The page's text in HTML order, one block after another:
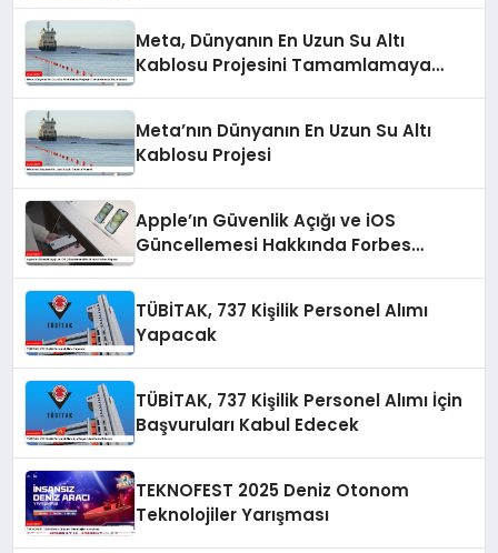
Meta, Dünyanın En Uzun Su Altı
Kablosu Projesini Tamamlamaya
Meta’nın Dünyanın En Uzun Su Altı
Kablosu Projesi
Apple’ın Güvenlik Açığı ve iOS
Güncellemesi Hakkında Forbes
TÜBİTAK, 737 Kişilik Personel Alımı
Yapacak
TÜBİTAK, 737 Kişilik Personel Alımı İçin
Başvuruları Kabul Edecek
TEKNOFEST 2025 Deniz Otonom
Teknolojiler Yarışması